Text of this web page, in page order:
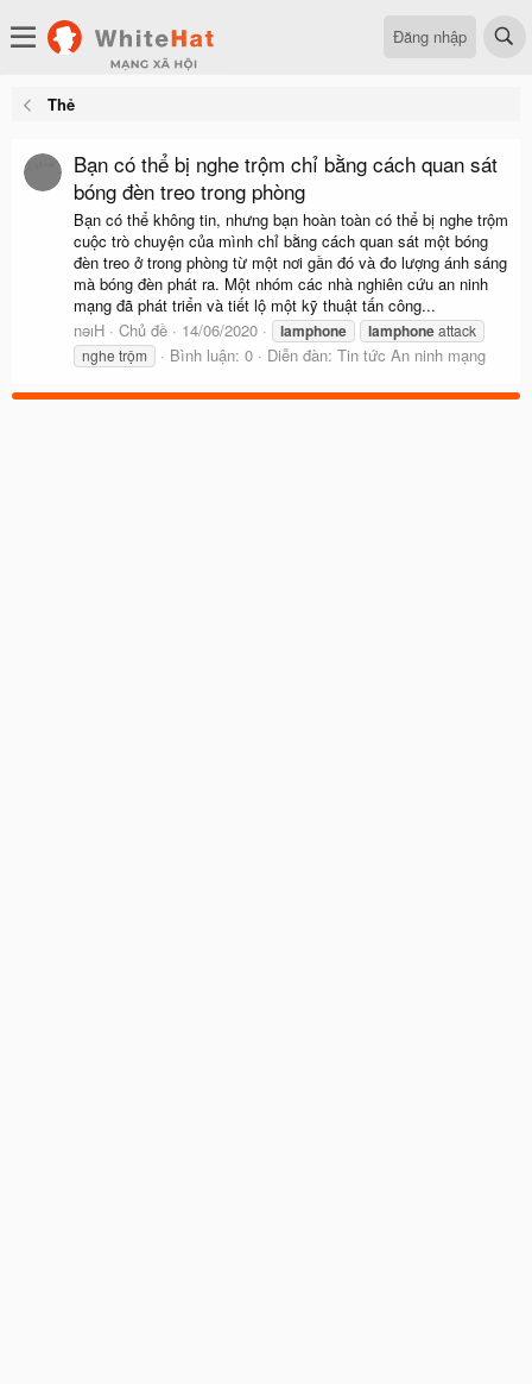
Đăng nhập
Thẻ
Bạn có thể bị nghe trộm chỉ bằng cách quan sát
bóng đèn treo trong phòng
Bạn có thể không tin, nhưng bạn hoàn toàn có thể bị nghe trộm
cuộc trò chuyện của mình chỉ bằng cách quan sát một bóng
đèn treo ở trong phòng từ một nơi gần đó và đo lượng ánh sáng
mà bóng đèn phát ra. Một nhóm các nhà nghiên cứu an ninh
mạng đã phát triển và tiết lộ một kỹ thuật tấn công...
nǝıH
Chủ đề 14/06/2020 lamphone lamphoneattack
nghe trộm
Bình luận: 0 Diễn đàn: Tin tức An ninh mạng